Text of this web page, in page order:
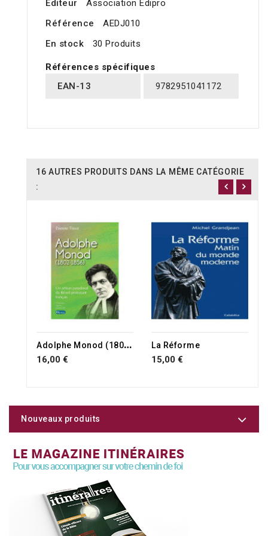
Editeur
Association Edipro
Référence
AEDJ010
En stock
30 Produits
Références spécifiques
EAN-13
9782951041172
16 AUTRES PRODUITS DANS LA MÊME CATÉGORIE
:
A
dolphe Monod (1802-1856)
16,00 €
RUPTURE DE STOCK
La Réforme
15,00 €
Nouveaux produits